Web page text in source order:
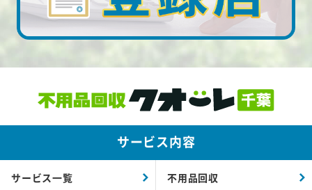
サービス内容
サービス一覧 不用品回収